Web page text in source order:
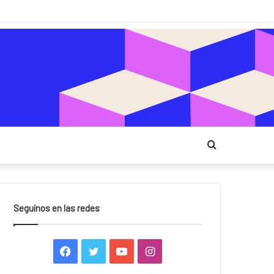
Seguínos en las redes
I